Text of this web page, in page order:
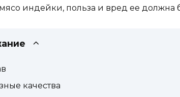
индейки, польза и вред ее должна
качества